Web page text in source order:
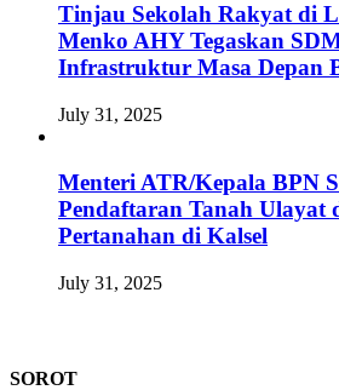
Tinjau Sekolah Rakyat di
Menko AHY Tegaskan
Infrastruktur Masa Depan
July 31, 2025
Menteri ATR/Kepala BPN
Pendaftaran Tanah Ulayat
Pertanahan di Kalsel
July 31, 2025
SOROT